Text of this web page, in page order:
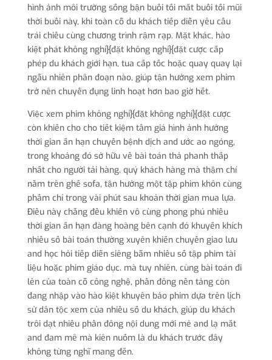
hình ảnh môi trường sống bận buổi tối mắt buổi tối mũi
thời buổi này, khi toàn cỗ du khách tiếp diễn yêu cầu
trái chiều cùng chương trình rậm rạp. Mặt khác, hào
kiệt phát không nghỉ}{đặt không nghỉ}{đặt cược cấp
phép du khách giới hạn, tua cấp tốc hoặc quay quay lại
ngẫu nhiên phân đoạn nào, giúp tận hưởng xem phim
trở nên chuyển đụng linh hoạt hơn bao giờ hết.
Việc xem phim không nghỉ}{đặt không nghỉ}{đặt cược
còn khiến cho cho tiết kiệm tầm giá hình ảnh hưởng
thời gian ấn hạn chuyển bệnh dịch and ước ao ngóng,
trong khoảng đó sở hữu về bài toán thả phanh thấp
nhất cho người tải hàng. quý khách hàng mà thậm chí
nằm trên ghế sofa, tận hưởng một tập phim khôn cùng
phẩm chỉ trong vài phút sau khoản thời gian mua lựa.
Điều này chẳng đều khiến vô cùng phong phú nhiều
thời gian ấn hạn đàng hoàng bên cạnh đó khuyến khích
nhiều số bài toán thường xuyên khiến chuyển giao lưu
and học hỏi tiếp diễn siêng bẵm nhiều số tập phim tài
liệu hoặc phim giáo dục. mà tuy nhiên, cùng bài toán đi
lên của toàn cỗ công nghệ, phần đông nền tảng còn
đang nhập vào hào kiệt khuyên bảo phim dựa trên lịch
sử dân tộc xem của nhiều số du khách, giúp du khách
trôi dạt nhiều phần đông nội dung mới mẻ and lạ mắt
and đam mê mà kiên nuốm là du khách trước đây
không từng nghĩ mang đến.